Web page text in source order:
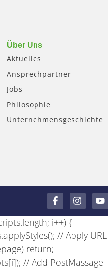
Über Uns
Aktuelles
Ansprechpartner
Jobs
Philosophie
Unternehmensgeschichte
F
a
c
e
b
o
k
I
n
s
a
g
a
Y
o
u
u
b
i++) {
// Apply URL
return;
// Add PostMassage